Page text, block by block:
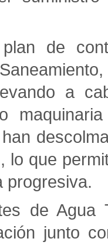
de
a
lo que
progresiva.
de
junto